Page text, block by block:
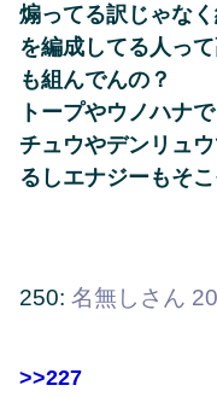
煽ってる訳じゃな
を編成してる人っ
も組んでんの？
トープやウノハナ
チュウやデンリュ
るしエナジーもそ
250: 名無しさん
>>227